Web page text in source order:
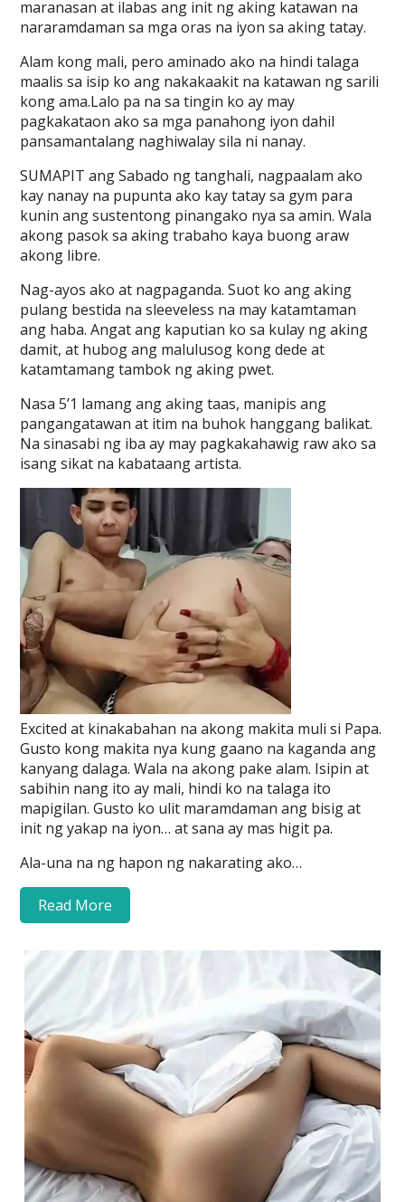
maranasan at ilabas ang init ng aking katawan na
nararamdaman sa mga oras na iyon sa aking tatay.
Alam kong mali, pero aminado ako na hindi talaga
maalis sa isip ko ang nakakaakit na katawan ng sarili
kong ama.Lalo pa na sa tingin ko ay may
pagkakataon ako sa mga panahong iyon dahil
pansamantalang naghiwalay sila ni nanay.
SUMAPIT ang Sabado ng tanghali, nagpaalam ako
kay nanay na pupunta ako kay tatay sa gym para
kunin ang sustentong pinangako nya sa amin. Wala
akong pasok sa aking trabaho kaya buong araw
akong libre.
Nag-ayos ako at nagpaganda. Suot ko ang aking
pulang bestida na sleeveless na may katamtaman
ang haba. Angat ang kaputian ko sa kulay ng aking
damit, at hubog ang malulusog kong dede at
katamtamang tambok ng aking pwet.
Nasa 5’1 lamang ang aking taas, manipis ang
pangangatawan at itim na buhok hanggang balikat.
Na sinasabi ng iba ay may pagkakahawig raw ako sa
isang sikat na kabataang artista.
Excited at kinakabahan na akong makita muli si Papa.
Gusto kong makita nya kung gaano na kaganda ang
kanyang dalaga. Wala na akong pake alam. Isipin at
sabihin nang ito ay mali, hindi ko na talaga ito
mapigilan. Gusto ko ulit maramdaman ang bisig at
init ng yakap na iyon… at sana ay mas higit pa.
Ala-una na ng hapon ng nakarating ako…
Read More